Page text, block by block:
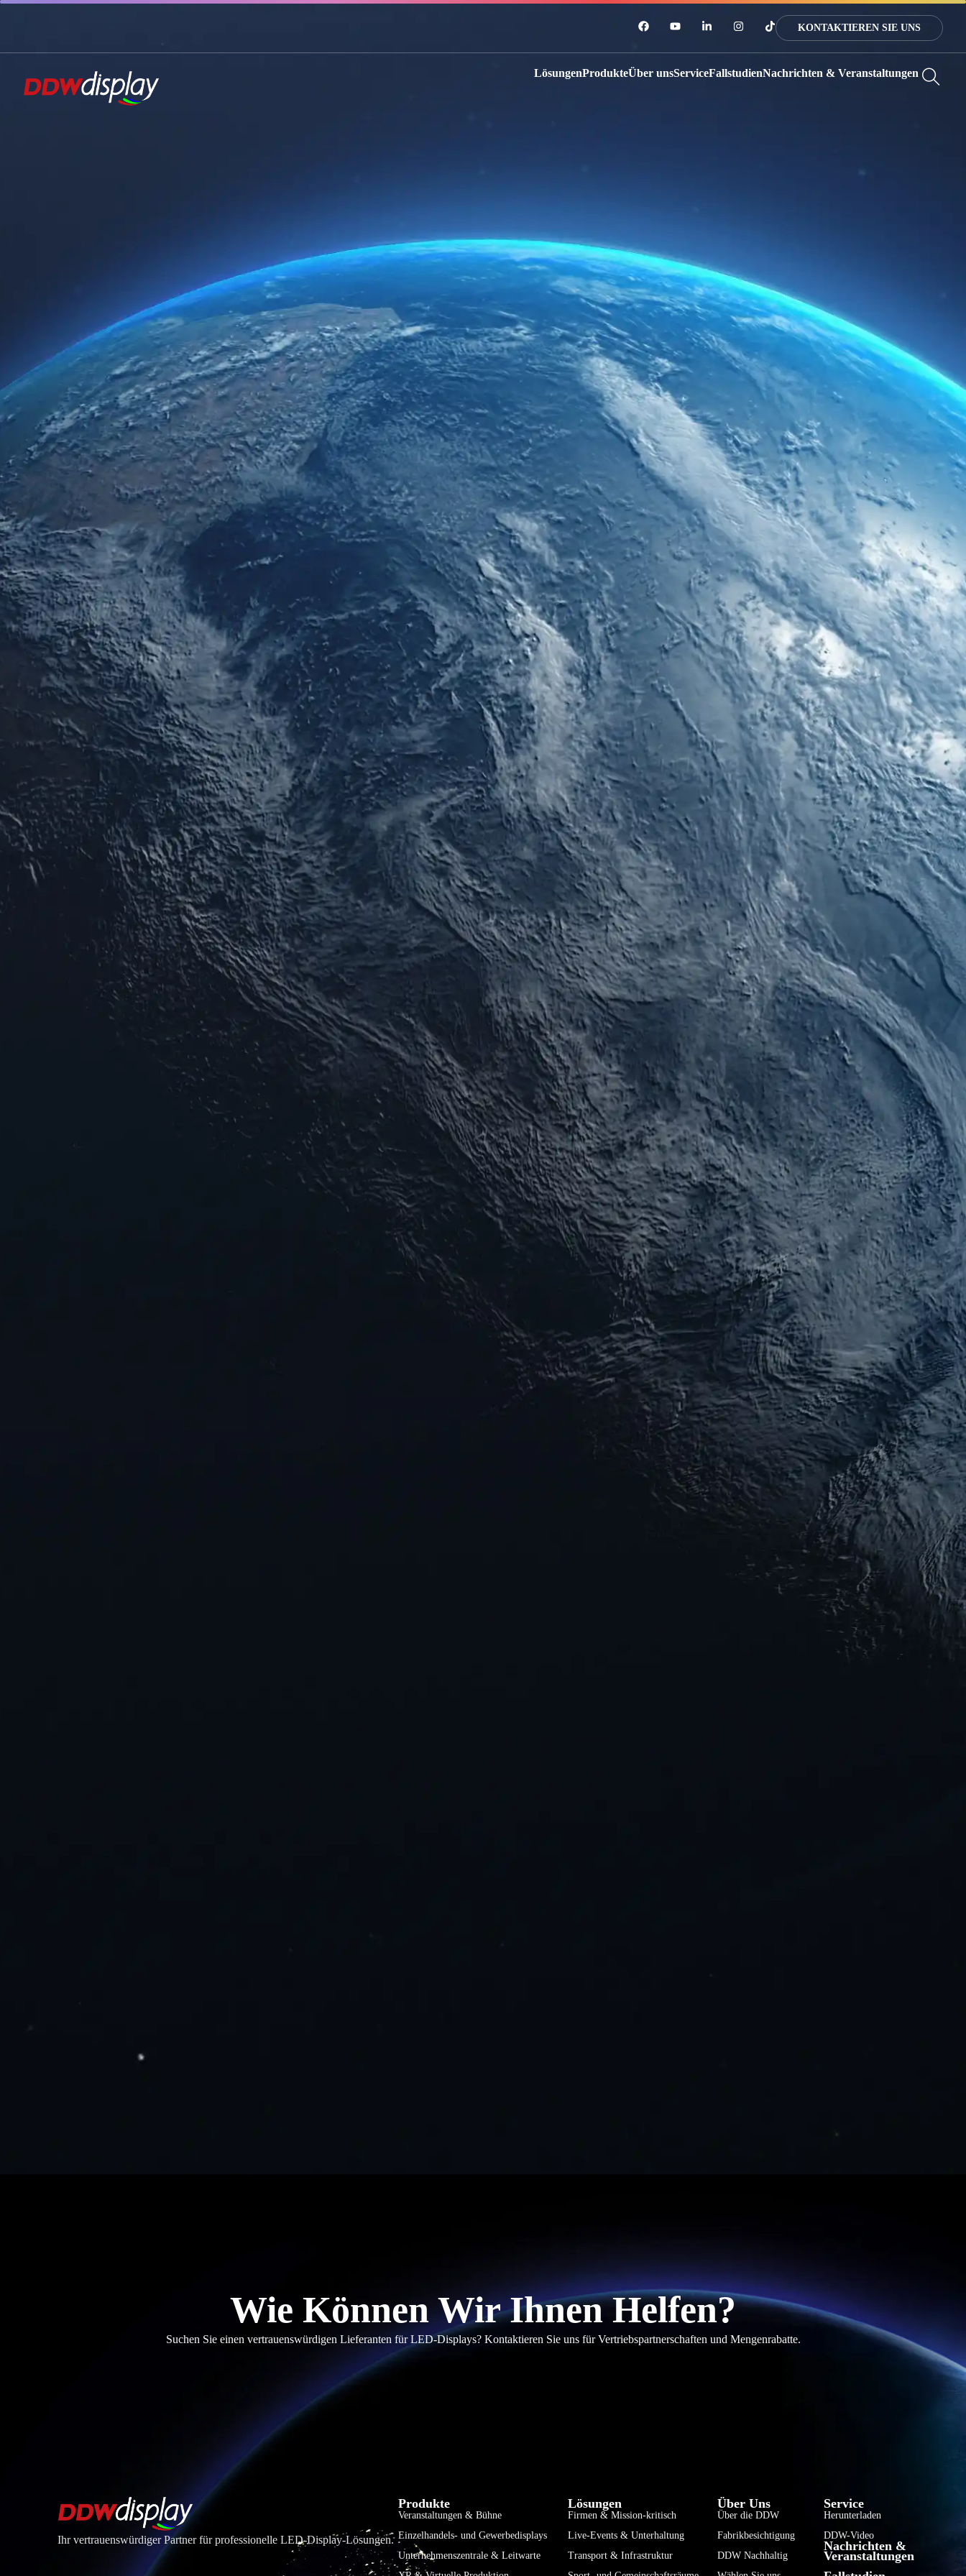
KONTAKTIEREN SIE UNS
LösungenProdukteÜber unsServiceFallstudienNachrichten & Veranstaltungen
Wie Können Wir Ihnen Helfen?
Suchen Sie einen vertrauenswürdigen Lieferanten für LED-Displays? Kontaktieren Sie uns für Vertriebspartnerschaften und Mengenrabatte.
Ihr vertrauenswürdiger Partner für professionelle LED-Display-Lösungen.
Produkte
Veranstaltungen & Bühne
Einzelhandels- und Gewerbedisplays
Unternehmenszentrale & Leitwarte
Lösungen
Firmen & Mission-kritisch
Live-Events & Unterhaltung
Transport & Infrastruktur
Über Uns
Über die DDW
Fabrikbesichtigung
DDW Nachhaltig
Service
Herunterladen
DDW-Video
Nachrichten &
Veranstaltungen
Italiano
Tiếng Việt
한국어